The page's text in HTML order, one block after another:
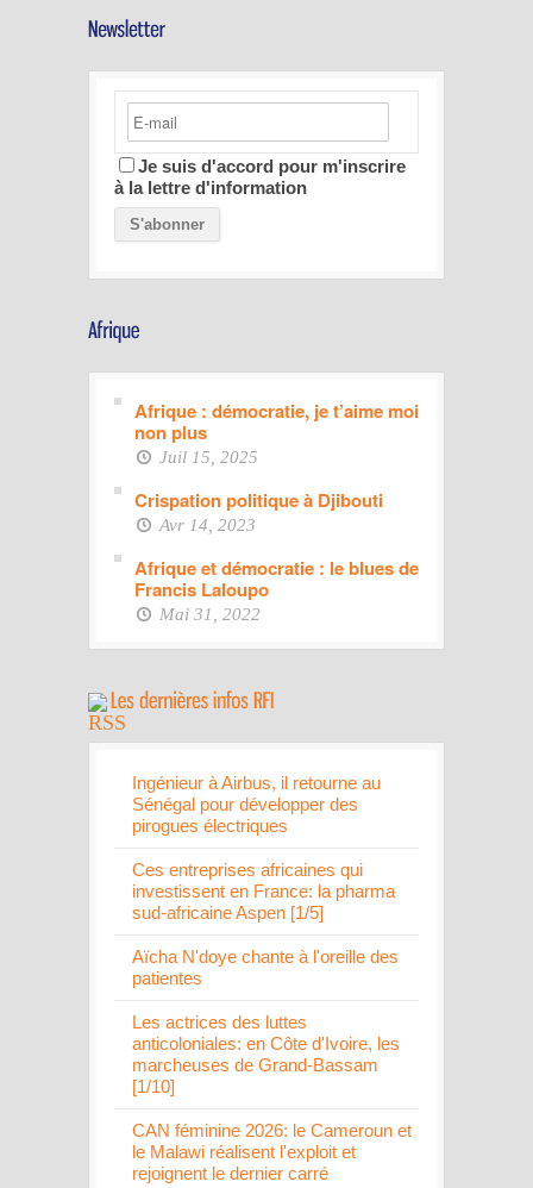
Je suis d'accord pour m'inscrire
à la lettre d'information
Afrique : démocratie, je t’aime moi
non plus
Juil 15, 2025
Crispation politique à Djibouti
Avr 14, 2023
Afrique et démocratie : le blues de
Francis Laloupo
Mai 31, 2022
Ingénieur à Airbus, il retourne au
Sénégal pour développer des
pirogues électriques
Ces entreprises africaines qui
investissent en France: la pharma
sud-africaine Aspen [1/5]
Aïcha N'doye chante à l'oreille des
patientes
Les actrices des luttes
anticoloniales: en Côte d'Ivoire, les
marcheuses de Grand-Bassam
[1/10]
CAN féminine 2026: le Cameroun et
le Malawi réalisent l'exploit et
rejoignent le dernier carré